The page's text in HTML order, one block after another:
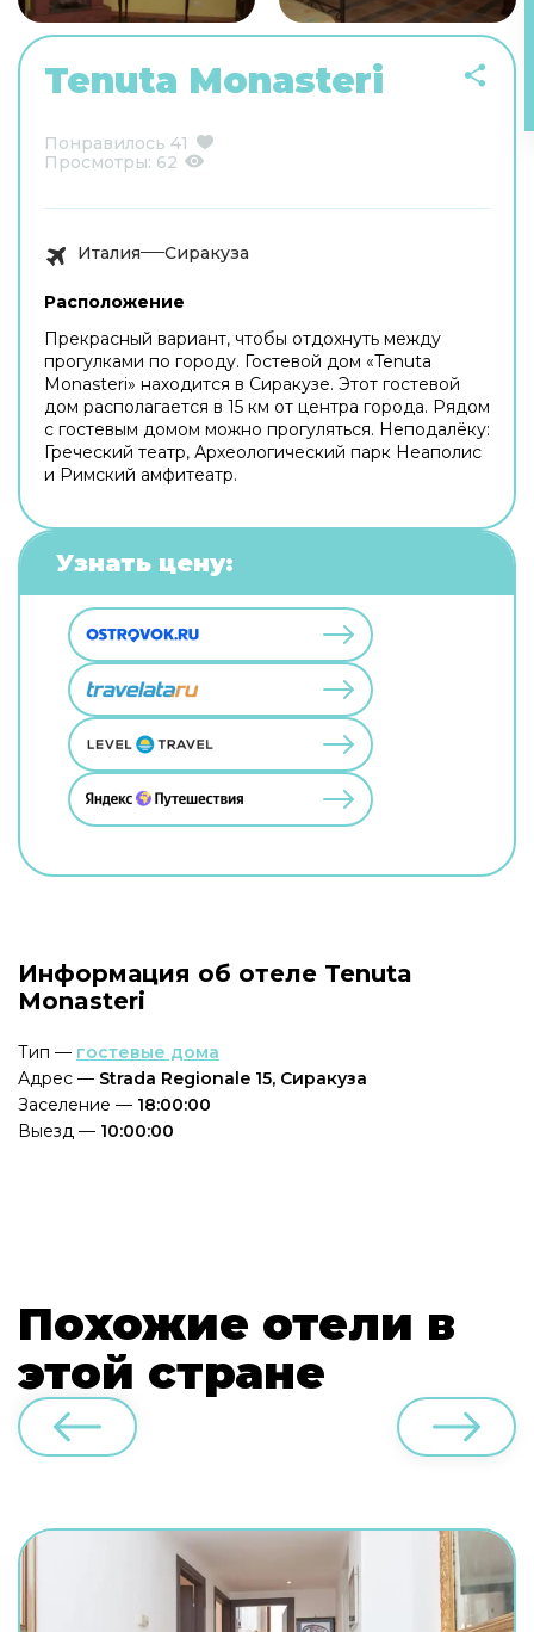
Tenuta Monasteri
Понравилось 41
Просмотры: 62
Италия Сиракуза
Расположение
Прекрасный вариант, чтобы отдохнуть между
прогулками по городу. Гостевой дом «Tenuta
Monasteri» находится в Сиракузе. Этот гостевой
дом располагается в 15 км от центра города. Рядом
с гостевым домом можно прогуляться. Неподалёку:
Греческий театр, Археологический парк Неаполис
и Римский амфитеатр.
Узнать цену:
Информация об отеле Tenuta
Monasteri
Тип — гостевые дома
Адрес — Strada Regionale 15, Сиракуза
Заселение — 18:00:00
Выезд — 10:00:00
Похожие отели в
этой стране